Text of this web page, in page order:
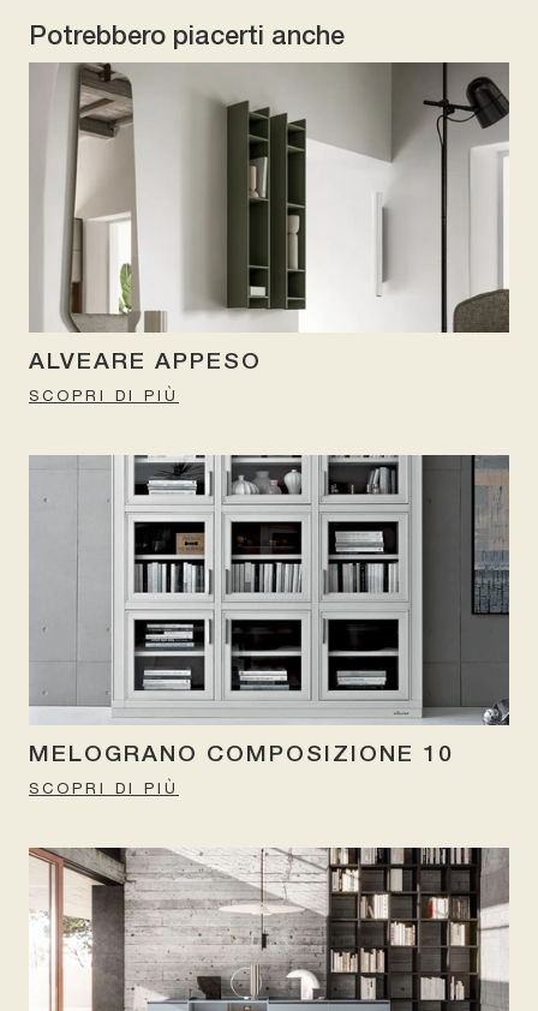
Potrebbero piacerti anche
ALVEARE APPESO
SCOPRI DI PIÙ
MELOGRANO COMPOSIZIONE 10
SCOPRI DI PIÙ